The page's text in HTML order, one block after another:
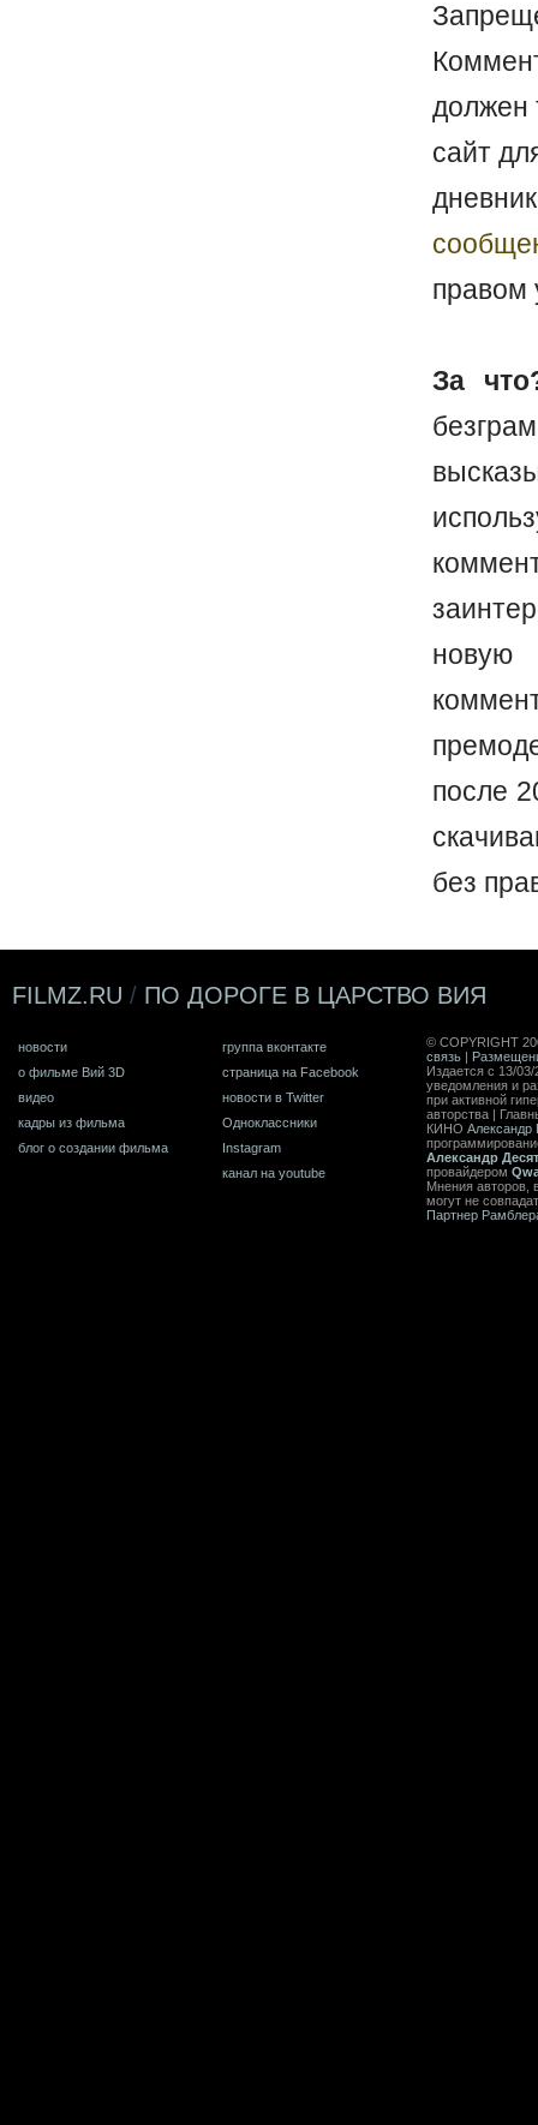
должен
сайт
правом
За
новую
после
без
FILMZ.RU / ПО ДОРОГЕ В ЦАРСТВО ВИЯ
новости
о фильме Вий 3D
видео
кадры из фильма
блог о создании фильма
группа вконтакте
страница на Facebook
новости в Twitter
Одноклассники
Instagram
канал на youtube
© COPYRIGHT
связь
Издается с 13/
уведомления и
при активной
авторства |
КИНО Александр
Александр
провайдером
Мнения авторов,
могут не
Партнер